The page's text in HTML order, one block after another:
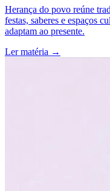
Herança do povo reúne
festas, saberes e espaços
adaptam ao presente.
Ler matéria →